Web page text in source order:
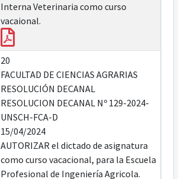
Interna Veterinaria como curso
vacaional.
20
FACULTAD DE CIENCIAS AGRARIAS
RESOLUCIÓN DECANAL
RESOLUCION DECANAL Nº 129-2024-
UNSCH-FCA-D
15/04/2024
AUTORIZAR el dictado de asignatura
como curso vacacional, para la Escuela
Profesional de Ingeniería Agricola.